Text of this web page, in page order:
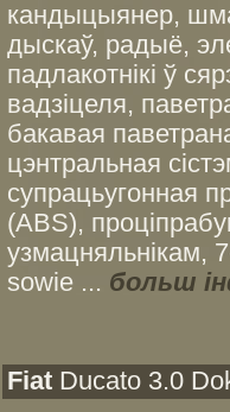
кандыцыянер,
дыскаў, радыё,
падлакотнікі ў
вадзіцеля,
бакавая
цэнтральная
супрацьугонная
(ABS),
узмацняльнікам,
sowie ... больш
Fiat Ducato 3.0